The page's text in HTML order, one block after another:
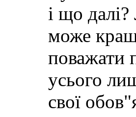
і що
може
поважати
усього
свої